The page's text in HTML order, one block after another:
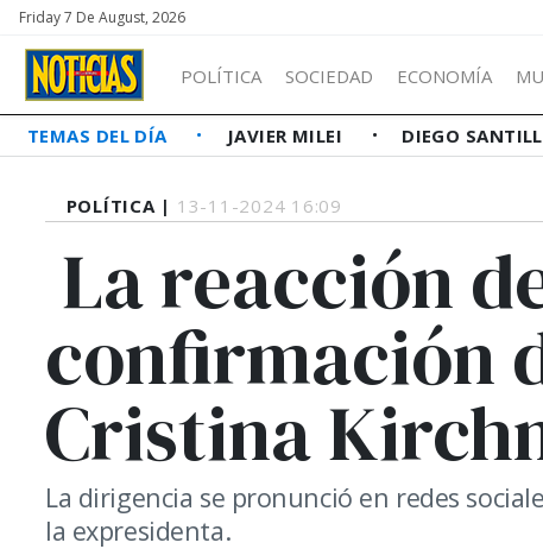
Friday 7 De August, 2026
POLÍTICA SOCIEDAD ECONOMÍA
TEMAS DEL DÍA JAVIER MILEI DIEGO
POLÍTICA | 13-11-2024 16:09
La reacción
confirmación
Cristina
La dirigencia se pronunció en redes
la expresidenta.